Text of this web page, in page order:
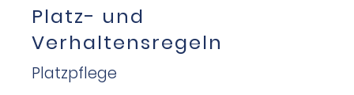
Platz- und
Verhaltensregeln
Platzpflege